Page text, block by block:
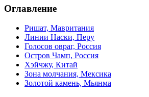
Оглавление
Ришат, Мавритания
Линии Наски, Перу
Голосов овраг, Россия
Остров Чамп, Россия
Хэйчжу, Китай
Зона молчания, Мексика
Золотой камень, Мьянма